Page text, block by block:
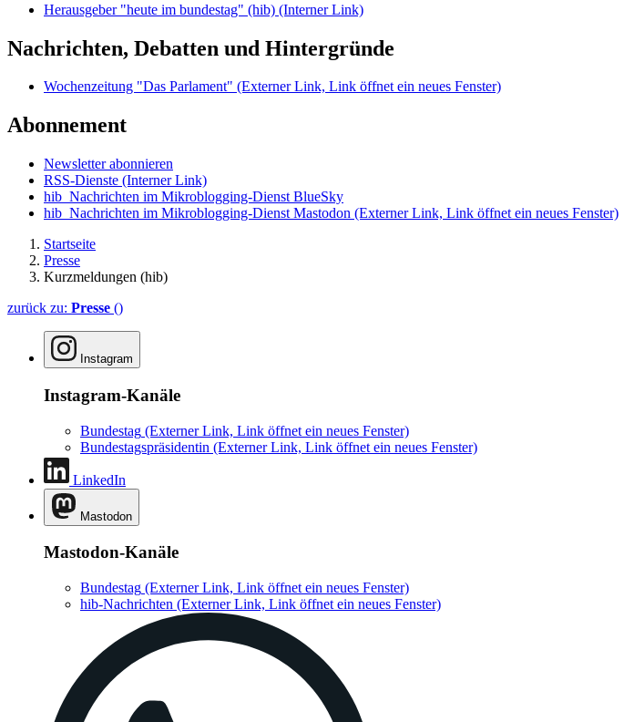
Herausgeber "heute im bundestag" (hib) (Interner Link)
Nachrichten, Debatten und Hintergründe
Wochenzeitung "Das Parlament" (Externer Link, Link öffnet ein neues Fenster)
Abonnement
Newsletter abonnieren
RSS-Dienste (Interner Link)
hib_Nachrichten im Mikroblogging-Dienst BlueSky
hib_Nachrichten im Mikroblogging-Dienst Mastodon (Externer Link, Link öffnet ein neues Fenster)
Startseite
Presse
Kurzmeldungen (hib)
zurück zu: Presse ()
Instagram
Instagram-Kanäle
Bundestag (Externer Link, Link öffnet ein neues Fenster)
Bundestagspräsidentin (Externer Link, Link öffnet ein neues Fenster)
LinkedIn
Mastodon
Mastodon-Kanäle
Bundestag (Externer Link, Link öffnet ein neues Fenster)
hib-Nachrichten (Externer Link, Link öffnet ein neues Fenster)